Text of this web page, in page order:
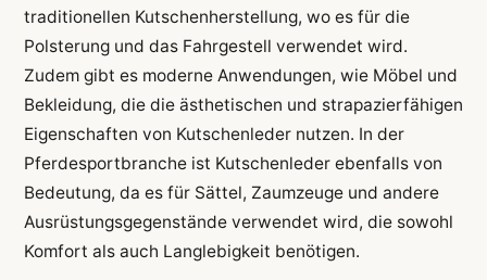
traditionellen Kutschenherstellung, wo es für die
Polsterung und das Fahrgestell verwendet wird.
Zudem gibt es moderne Anwendungen, wie Möbel und
Bekleidung, die die ästhetischen und strapazierfähigen
Eigenschaften von Kutschenleder nutzen. In der
Pferdesportbranche ist Kutschenleder ebenfalls von
Bedeutung, da es für Sättel, Zaumzeuge und andere
Ausrüstungsgegenstände verwendet wird, die sowohl
Komfort als auch Langlebigkeit benötigen.